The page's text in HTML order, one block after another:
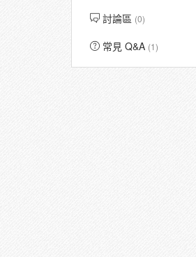
討論區 (0)
常見 Q&A (1)